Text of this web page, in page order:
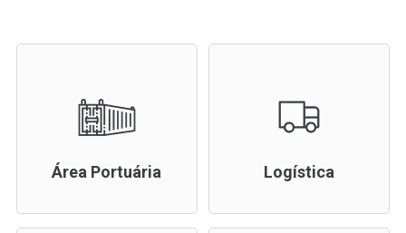
Área Portuária Logística